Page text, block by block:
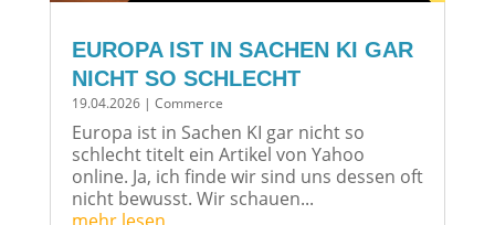
EUROPA IST IN SACHEN KI GAR
NICHT SO SCHLECHT
19.04.2026| Commerce
Europa ist in Sachen KI gar nicht so
schlecht titelt ein Artikel von Yahoo
online. Ja, ich finde wir sind uns dessen oft
nicht bewusst. Wir schauen...
mehr lesen